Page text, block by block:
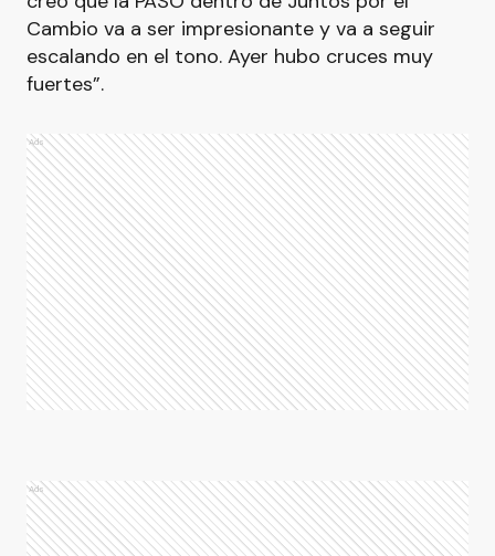
Cambio va a ser impresionante y va a seguir
escalando en el tono. Ayer hubo cruces muy
fuertes”.
Ads
Ads